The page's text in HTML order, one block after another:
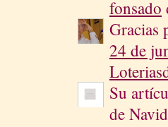
fonsado
Gracias
24 de
Su
de